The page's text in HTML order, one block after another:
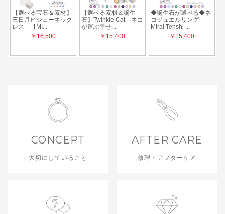
CONCEPT
大切にしていること
AFTER CARE
修理・アフターケア